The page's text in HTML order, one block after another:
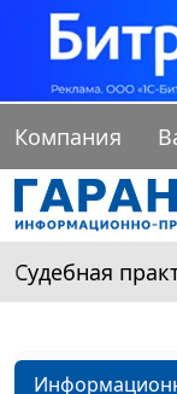
Компания
Судебная